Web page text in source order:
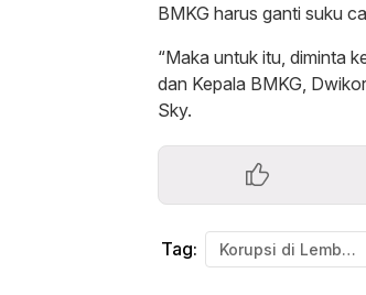
BMKG harus ganti suku
“Maka untuk itu, diminta
dan Kepala BMKG,
Sky.
Tag: Korupsi di Lembaga Pemerintah